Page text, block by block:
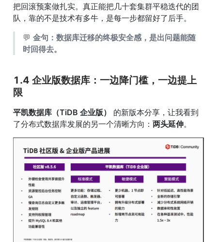
把回滚预案做扎实。真正能把几十套集群平稳迭代的团
队，靠的不是技术有多牛，是每一步都留好了后手。
💬 金句：数据库迁移的终极安全感，是出问题能随
时回得去。
1.4 企业版数据库：一边降门槛，一边提上
限
平凯数据库（TiDB 企业版）
的新版本分享，让我看到
了分布式数据库发展的另一个清晰方向： 两头延伸。